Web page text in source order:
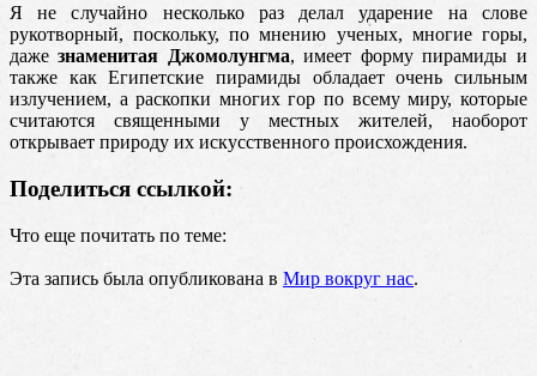
Я не случайно несколько раз делал ударение на слове
рукотворный, поскольку, по мнению ученых, многие горы,
дажезнаменитая Джомолунгма, имеет форму пирамиды и
также как Египетские пирамиды обладает очень сильным
излучением, а раскопки многих гор по всему миру, которые
считаются священными у местных жителей, наоборот
открывает природу их искусственного происхождения.
Поделиться ссылкой:
Что еще почитать по теме:
Эта запись была опубликована в Мир вокруг нас.